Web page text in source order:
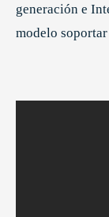
generación e
modelo